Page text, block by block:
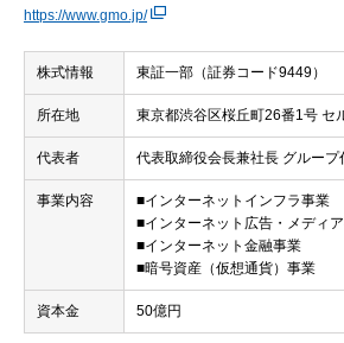
https://www.gmo.jp/
株式情報 東証一部（証券コード9449）
所在地 東京都渋谷区桜丘町26番1号 セ
代表者 代表取締役会長兼社長 グルー
事業内容
■インターネットインフラ事業
■インターネット広告・メディ
■インターネット金融事業
■暗号資産（仮想通貨）事業
資本金 50億円